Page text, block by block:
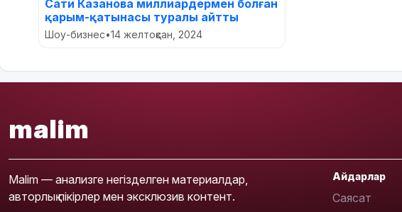
Сати Казанова миллиардермен болған
қарым-қатынасы туралы айтты
Шоу-бизнес•14 желтоқсан, 2024
malim
Malim — анализге негізделген материалдар,
авторлық пікірлер мен эксклюзив контент.
Айдарлар
Саясат